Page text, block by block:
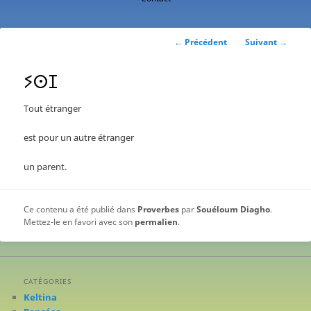
Navigation
← Précédent Suivant →
ⵢⵙⵊ
Tout étranger
est pour un autre étranger
un parent.
Ce contenu a été publié dans Proverbes parSouéloum Diagho.
Mettez-le en favori avec son permalien.
CATÉGORIES
Keltina